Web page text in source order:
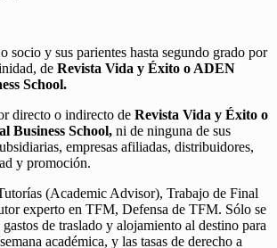
socio y sus parientes hasta segundo grado por
de Revista Vida y Éxito o ADEN
School.
directo o indirecto de Revista Vida y Éxito o
Business School, ni de ninguna de sus
empresas afiliadas, distribuidores,
y promoción.
(Academic Advisor), Trabajo de Final
experto en TFM, Defensa de TFM. Sólo se
de traslado y alojamiento al destino para
académica, y las tasas de derecho a